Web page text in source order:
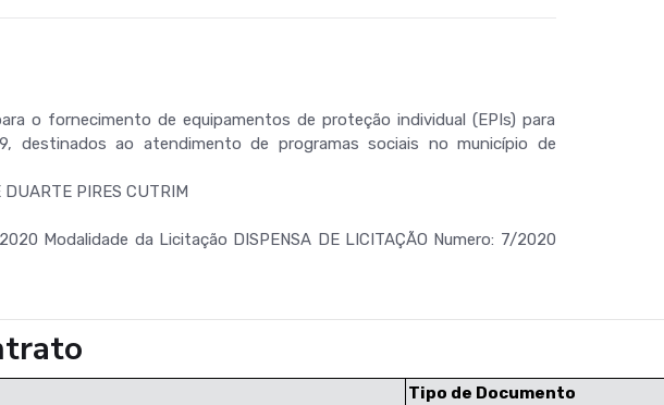
o fornecimento de equipamentos de proteção individual (EPIs) para
destinados ao atendimento de programas sociais no município de
DUARTE PIRES CUTRIM
Modalidade da Licitação DISPENSA DE LICITAÇÃO Numero: 7/2020
Tipo de Documento